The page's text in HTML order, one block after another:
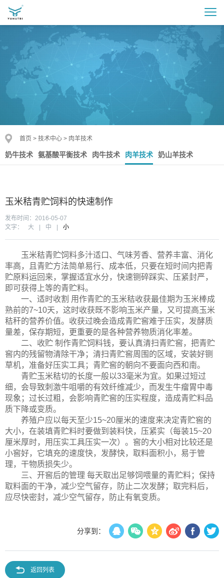
首页 > 技术中心 > 肉羊技术
奶牛技术 氨基酸平衡技术 肉牛技术 肉羊技术 奶山羊技术
玉米秸青贮饲料的快速制作
发布时间：2016-05-07
文字：
大 中 小
玉米秸青贮饲料多汁适口、气味芳香、营养丰富、消化
率高，且青贮方法简单易行、成本低，只要在短时间内把青
贮原料运回来，掌握适宜水分，快速铡碎踩实、压紧封严，
即可获得上等的青贮料。
一、适时收割 用作青贮的玉米秸收获最佳期为玉米棒成
熟前的7~10天，这时收获既不影响玉米产量，又可提高玉米
秸秆的营养价值。收获过晚会造成青贮窖难于压实，发酵质
量差，保存期短，更重要的是各种营养物质消化率差。
二、收贮 制作青贮饲料钱，要认真清扫青贮窖，把青贮
窖内的残留物清除干净；清扫青贮窖周围的区域，安装好铡
草机，准备好压实工具；青贮窖的朝向不要面向西和南。
青贮玉米秸切的长度一般以33毫米为宜。如果过短过
细，会导致刺激牛咀嚼的有效纤维减少，而发生牛瘤胃中毒
现象；过长过粗，会影响青贮窖的压实程度，造成青贮料品
质下降或变质。
养殖户应以每天至少15~20厘米的速度来决定青贮窖的
大小，在装填青贮料时要做到装料快，压紧实（每装15~20
厘米厚时，用压实工具压实一次）。窖的大小相对比较还是
小窖好，它填充的速度快，发酵快，取料面积小，易于管
理，干物质损失少。
三、开窖后的管理 每天取出足够饲喂量的青贮料；保持
取料面的干净，减少空气留存，防止二次发酵；取完料后，
应尽快密封，减少空气留存，防止有氧变质。
分享到：
返回列表